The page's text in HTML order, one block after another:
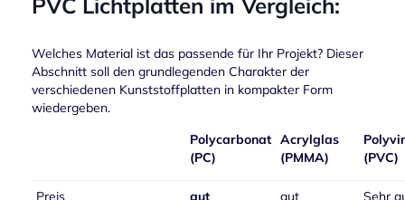
PVC Lichtplatten im Vergleich:
Welches Material ist das passende für Ihr Projekt? Dieser
Abschnitt soll den grundlegenden Charakter der
verschiedenen Kunststoffplatten in kompakter Form
wiedergeben.
Polycarbonat
(PC)
Acrylglas
(PMMA)
(PVC)
Preis gut gut Sehr